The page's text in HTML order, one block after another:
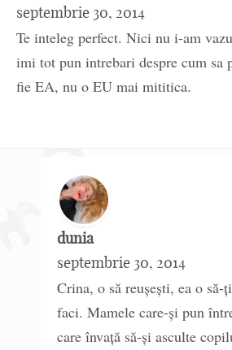
septembrie 30, 2014
Te inteleg perfect. Nici nu i-am
imi tot pun intrebari despre cum sa
fie EA, nu o EU mai mititica.
dunia
septembrie 30, 2014
Crina, o să reușești, ea o să-
faci. Mamele care-și pun
care învață să-și asculte